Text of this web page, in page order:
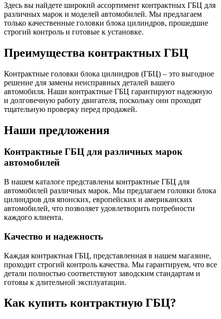
Здесь вы найдете широкий ассортимент контрактных ГБЦ для
различных марок и моделей автомобилей. Мы предлагаем
только качественные головки блока цилиндров, прошедшие
строгий контроль и готовые к установке.
Преимущества контрактных ГБЦ
Контрактные головки блока цилиндров (ГБЦ) – это выгодное
решение для замены неисправных деталей вашего
автомобиля. Наши контрактные ГБЦ гарантируют надежную
и долговечную работу двигателя, поскольку они проходят
тщательную проверку перед продажей.
Наши предложения
Контрактные ГБЦ для различных марок
автомобилей
В нашем каталоге представлены контрактные ГБЦ для
автомобилей различных марок. Мы предлагаем головки блока
цилиндров для японских, европейских и американских
автомобилей, что позволяет удовлетворить потребности
каждого клиента.
Качество и надежность
Каждая контрактная ГБЦ, представленная в нашем магазине,
проходит строгий контроль качества. Мы гарантируем, что все
детали полностью соответствуют заводским стандартам и
готовы к длительной эксплуатации.
Как купить контрактную ГБЦ?